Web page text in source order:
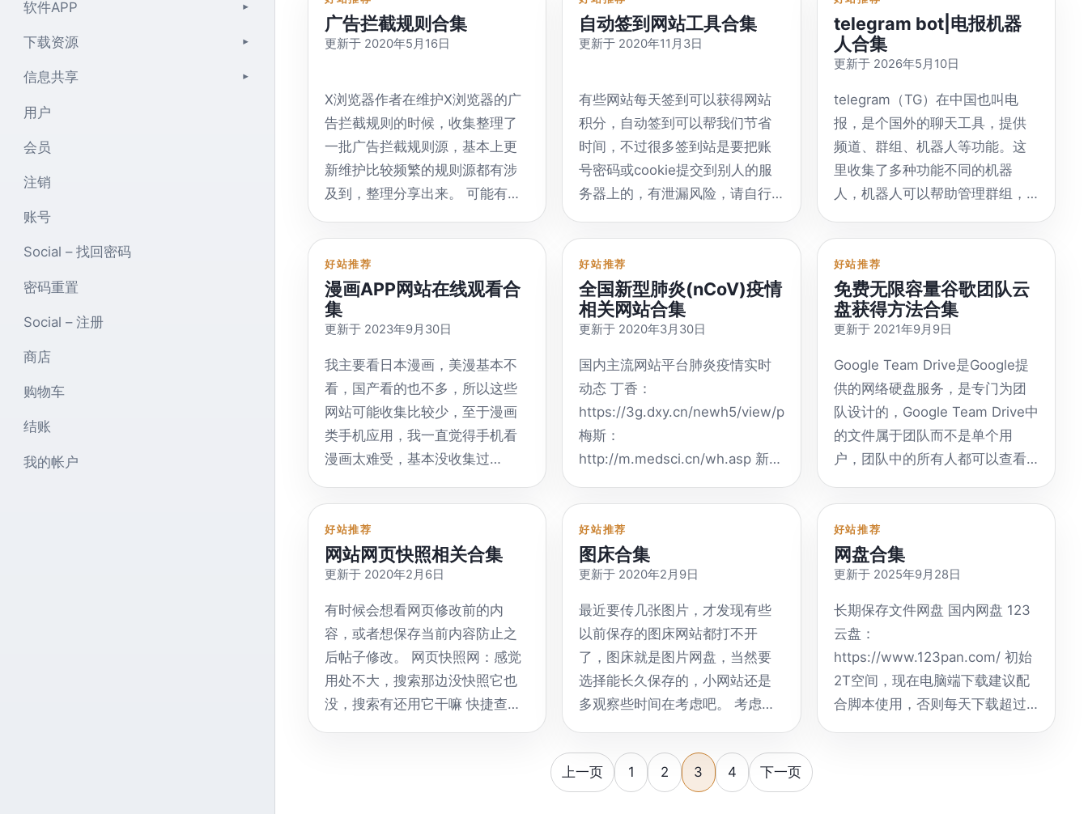
软件APP ▾
下载资源 ▾
信息共享 ▾
用户
会员
注销
账号
Social – 找回密码
密码重置
Social – 注册
商店
购物车
结账
我的帐户
https://v.hi.sy/ 中文，支持
YouTube，抖音，Instagram，
http://tubget.com/tw/ 多语言有
中文 支持网站名单：
http://tubget.com/tw/faq#collapse3
https://www.clipconverter.cc/
多语言无中文，可以转换文件格
4K），Vimeo，Facebook Video
等。 https://youtube.online-
downloader.com/index-Chinese
多语言有中文，可以下载国内视
https://superparse.com/ 中英
文，支持网站不是很多，不过国
外主流几个网站都支持
https://www.flvto.biz/cn71/ 有
中文，只支持YouTube，将视频
转成MP3
https://www.vlogdownloader.com/
英文，不支持YouTube 支持
tiktok，tumblr，facebook，
twitter，instagram等下载视频。
https://listenlater.io/ 英文，将视
频转换为音频，提供一个列表地
址给你，可以稍后再听。我记得
以前有段时间打算取消的项目，
但现在还可以使用 支持网站：几
URL（YouTube，SoundCloud，
Periscope）
https://savieo.com/ 英文，只支
望能给大家带来一定的帮助 体力
型 如果你想靠自己的体力来获取
酬金，你就是属于体力型，比如
跑腿、送外卖、送快递、搬砖等
等。劳动最光荣，无谓体力还是
智力，凭本事挣钱，没什么不好
意思的。只要愿意干，就会有收
入。 问卷调查型 通过回答问卷问
技术含量，适合新人小白，有时
间，有手机就可以做，但性价比
不高，而且可能你答了半天得到
的结果是“非常抱歉，你不符合本
费时间了。 电脑技术型 电脑技术
型比较适合会程序设计方面的新
手，有些小伙伴可能之前只是自
己埋头苦练功法，从未思考过利
用自己的电脑技术进行副业赚
钱。可以去学院当老师，或者接
内平台使用体验》 任务型 任务
型，顾名思义，任务比较简单，
难度系数低，适合新手小白，但
和问卷调查一样，收益有限，略
高于问卷类，奶茶自由可实现。
做任务类的副业比较简单，没什
么难度，也适合所有人，不过收
益也有限，每天能赚个几十块
广告拦截规则合集
更新于 2020年5月16日
X浏览器作者在维护X浏览器的广
告拦截规则的时候，收集整理了
一批广告拦截规则源，基本上更
新维护比较频繁的规则源都有涉
及到，整理分享出来。 可能有些
截工具，请自行选择合适自己的
规则 中外广告过滤拦截规则聚合
目录 一个收集了很多国内外广告
过滤规则的网站
https://filterlists.com/ GitHub
ABP 兼容规则 Easylist China
ABP官方维护的的适合国内使用
的规则，更新频繁。
https://easylist-
downloads.adblockplus.org/easylistchina.txt
“EasyPrivacy”的补充。2015.2.4
发布,过滤烦人的自我推广,并补充
EasyPrivacy隐私规则.
annoyance.txt ADgk 一个专门为
安卓版adguard写的规则,适合在
手机浏览器中使用的拦截规则。
https://gitee.com/banbendalao/adguard/raw/master/ADgk.txt
由X浏览器作者维护的内建拦截规
则，不定期更新，主要适用于手
自动签到网站工具合集
更新于 2020年11月3日
有些网站每天签到可以获得网站
积分，自动签到可以帮我们节省
时间，不过很多签到站是要把账
号密码或cookie提交到别人的服
务器上的，有泄漏风险，请自行
是一个python的自动签到框架，
开源项目。可以安装在服务器、
VPS、群晖等，安装完成后添加
签到模板就可以开始自动签到
了。官网好像是2014年开始运
营，安全性方面应该问题不大。
qiandao下载地址 官方 GitHub下
载 | 蓝奏云 分支：
https://github.com/cdpidan/qiandao
分支：
https://github.com/AragonSnow/qiandao
下载 QianDao蓝调主题 介绍 下载
| 蓝奏云 官方docker pull命令：
docker pull
https://hub.docker.com/r/asdaragon/qiandao
分支：
https://hub.docker.com/r/quchaonet/qiandao
蓝调主题docker pull命令：
docker pull quchaonet/qiandao
群晖nas自用docker pull命令：
docker pull johngong/qiandao
适用于斐讯N1、树莓派等arm架
telegram bot|电报机器
人合集
更新于 2026年5月10日
telegram（TG）在中国也叫电
报，是个国外的聊天工具，提供
频道、群组、机器人等功能。这
里收集了多种功能不同的机器
人，机器人可以帮助管理群组，
可以提醒网站更新等。 TG的官网
已经被墙了，所以这篇文章提供
的链接可能无法正常访问，需要
自备梯子。如果你已经使用TG代
理，可以自由使用TG但没有全局
代理无法访问网页，可以直接复
制 @机器人名 到TG里自行搜索使
用TG机器人。 bot机器人的使用
命令在聊天发送框输入“/”后会有
提示。/help 是帮助命令，一般机
方bot|机器人 TG中文群组索引机
器人bot @jisou 【
搜索（复活版）】：Telegram上
键词，然后BOT提供关键词相关
群组的机器人。可以拉到群组使
用。 @jishou_heji 极搜 – 搜索群
组，不会用机器人的可以直接进
群发想找的频道或群组关键词查
找 @cjsy 【
超级索引
好站推荐
漫画APP网站在线观看合
集
更新于 2023年9月30日
我主要看日本漫画，美漫基本不
看，国产看的也不多，所以这些
网站可能收集比较少，至于漫画
类手机应用，我一直觉得手机看
漫画太难受，基本没收集过
画 这里只是代表网站以日本漫画
为主打，不代表没有其他国家漫
画。 国产动漫 韩国漫画 在国内流
传的韩国漫画似乎都是三级片类
好站推荐
全国新型肺炎(nCoV)疫情
相关网站合集
更新于 2020年3月30日
国内主流网站平台肺炎疫情实时
动态 丁香：
https://3g.dxy.cn/newh5/view/pneumonia
梅斯：
http://m.medsci.cn/wh.asp 新
https://news.sina.cn/zt_d/yiqing0121
网易：
https://news.163.com/special/epidemic/
知乎：
https://m.yicai.com/news/100476965.html
https://news.qq.com/zt2020/page/feiyan.htm
新型冠状病毒肺炎实时辟谣：
克：
https://broccoli.uc.cn/apps/pneumonia/routes/index
好站推荐
免费无限容量谷歌团队云
盘获得方法合集
更新于 2021年9月9日
Google Team Drive是Google提
供的网络硬盘服务，是专门为团
队设计的，Google Team Drive中
的文件属于团队而不是单个用
户，团队中的所有人都可以查看
论上是无限空间，但文件数量有
限制：40万。 获取方法1： 购买
G Suite，官方正规渠道价格为
$12/月。谷歌官方购买地址：
获取方法2： 通过下方网友分享的
和谷歌账号，提示成功后前往
https://drive.google.com/drive/u/0/
drives登陆查看。
好站推荐
网站网页快照相关合集
更新于 2020年2月6日
有时候会想看网页修改前的内
容，或者想保存当前内容防止之
后帖子修改。 网页快照网：感觉
用处不大，搜索那边没快照它也
没，搜索有还用它干嘛 快捷查询
好站推荐
图床合集
更新于 2020年2月9日
最近要传几张图片，才发现有些
以前保存的图床网站都打不开
了，图床就是图片网盘，当然要
选择能长久保存的，小网站还是
多观察些时间在考虑吧。 考虑到
考时效有点短，所以会借用别人
以前存在图床的图片。 注意：不
提“内容无限制”的就是限制上传成
好站推荐
网盘合集
更新于 2025年9月28日
长期保存文件网盘 国内网盘 123
云盘：
https://www.123pan.com/ 初始
2T空间，现在电脑端下载建议配
合脚本使用，否则每天下载超过
上一页 1 2 3 4 下一页